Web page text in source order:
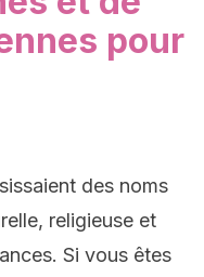
pour
des noms
religieuse et
Si vous êtes